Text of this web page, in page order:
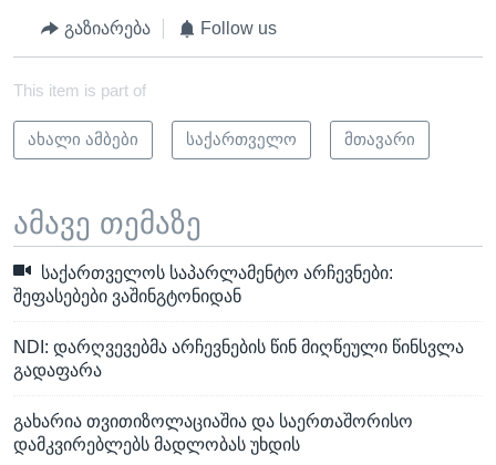
გაზიარება Follow us
This item is part of
ახალი ამბები საქართველო მთავარი
ამავე თემაზე
საქართველოს საპარლამენტო არჩევნები:
შეფასებები ვაშინგტონიდან
NDI: დარღვევებმა არჩევნების წინ მიღწეული წინსვლა
გადაფარა
გახარია თვითიზოლაციაშია და საერთაშორისო
დამკვირებლებს მადლობას უხდის